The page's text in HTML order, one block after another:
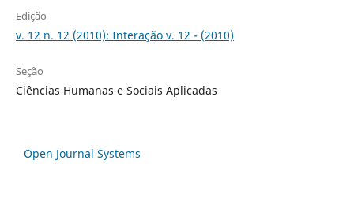
Edição
v. 12 n. 12 (2010): Interação v. 12 - (2010)
Seção
Ciências Humanas e Sociais Aplicadas
Open Journal Systems